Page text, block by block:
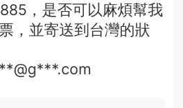
，是否可以麻煩幫我
，並寄送到台灣的狀